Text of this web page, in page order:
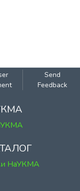
Send
Feedback
НаУКМА